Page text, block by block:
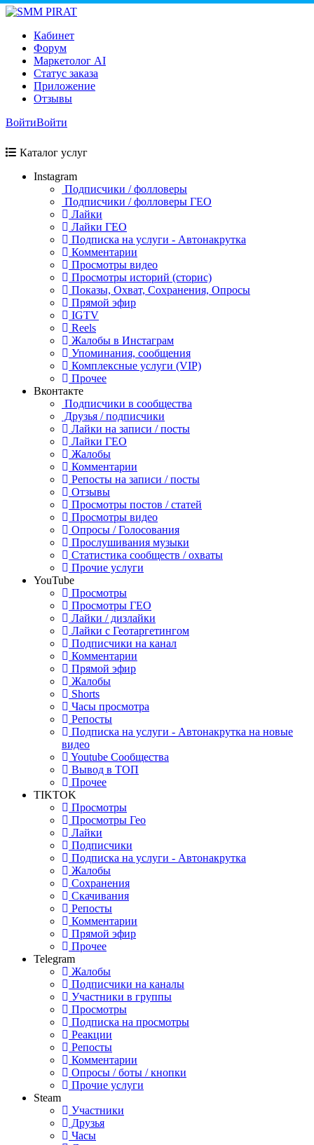
Кабинет
Форум
Маркетолог AI
Статус заказа
Приложение
Отзывы
ВойтиВойти
Каталог услуг
Instagram
Подписчики / фолловеры
Подписчики / фолловеры ГЕО
Лайки
Лайки ГЕО
Подписка на услуги - Автонакрутка
Комментарии
Просмотры видео
Просмотры историй (сторис)
Показы, Охват, Сохранения, Опросы
Прямой эфир
IGTV
Reels
Жалобы в Инстаграм
Упоминания, сообщения
Комплексные услуги (VIP)
Прочее
Вконтакте
Подписчики в сообщества
Друзья / подписчики
Лайки на записи / посты
Лайки ГЕО
Жалобы
Комментарии
Репосты на записи / посты
Отзывы
Просмотры постов / статей
Просмотры видео
Опросы / Голосования
Прослушивания музыки
Статистика сообществ / охваты
Прочие услуги
YouTube
Просмотры
Просмотры ГЕО
Лайки / дизлайки
Лайки с Геотаргетингом
Подписчики на канал
Комментарии
Прямой эфир
Жалобы
Shorts
Часы просмотра
Репосты
Подписка на услуги - Автонакрутка на новые
видео
Youtube Сообщества
Вывод в ТОП
Прочее
TIKTOK
Просмотры
Просмотры Гео
Лайки
Подписчики
Подписка на услуги - Автонакрутка
Жалобы
Сохранения
Скачивания
Репосты
Комментарии
Прямой эфир
Прочее
Telegram
Жалобы
Подписчики на каналы
Участники в группы
Просмотры
Подписка на просмотры
Реакции
Репосты
Комментарии
Опросы / боты / кнопки
Прочие услуги
Steam
Участники
Друзья
Часы